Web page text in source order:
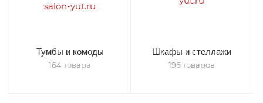
Тумбы и комоды
164 товара
Шкафы и стеллажи
196 товаров